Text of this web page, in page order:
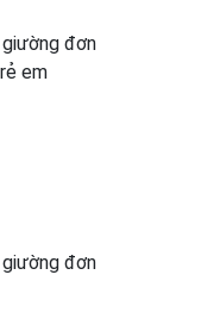
đơn
em
đơn